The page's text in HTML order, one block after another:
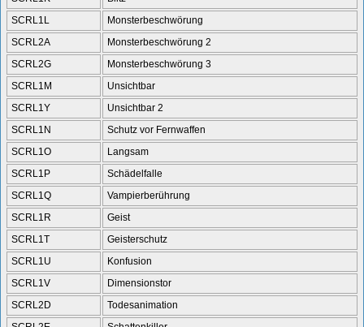
SCRL1L
Monsterbeschwörung
SCRL2A
Monsterbeschwörung 2
SCRL2G
Monsterbeschwörung 3
SCRL1M
Unsichtbar
SCRL1Y
Unsichtbar 2
SCRL1N
Schutz vor Fernwaffen
SCRL1O
Langsam
SCRL1P
Schädelfalle
SCRL1Q
Vampierberührung
SCRL1R
Geist
SCRL1T
Geisterschutz
SCRL1U
Konfusion
SCRL1V
Dimensionstor
SCRL2D
Todesanimation